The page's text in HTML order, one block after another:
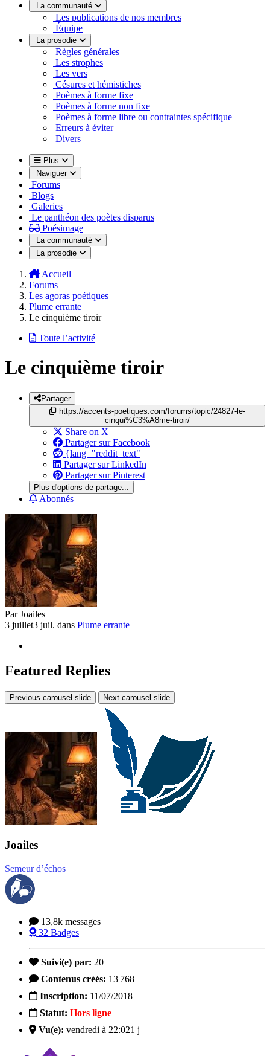
La communauté
Les publications de nos membres
Équipe
La prosodie
Règles générales
Les strophes
Les vers
Césures et hémistiches
Poèmes à forme fixe
Poèmes à forme non fixe
Poèmes à forme libre ou contraintes spécifique
Erreurs à éviter
Divers
Plus
Naviguer
Forums
Blogs
Galeries
Le panthéon des poètes disparus
Poésimage
La communauté
La prosodie
Accueil
Forums
Les agoras poétiques
Plume errante
Le cinquième tiroir
Toute l’activité
Le cinquième tiroir
Partager
https://accents-poetiques.com/forums/topic/24827-le-
cinqui%C3%A8me-tiroir/
Share on X
Partager sur Facebook
{lang="reddit_text"
Partager sur LinkedIn
Partager sur Pinterest
Plus d'options de partage...
Abonnés
ParJoailes
3 juillet3 juil. dans Plume errante
Featured Replies
Previous carousel slide Next carousel slide
Joailes
Semeur d’échos
13,8k messages
32 Badges
Suivi(e) par: 20
Contenus créés: 13 768
Inscription: 11/07/2018
Statut: Hors ligne
Vu(e): vendredi à 22:021 j